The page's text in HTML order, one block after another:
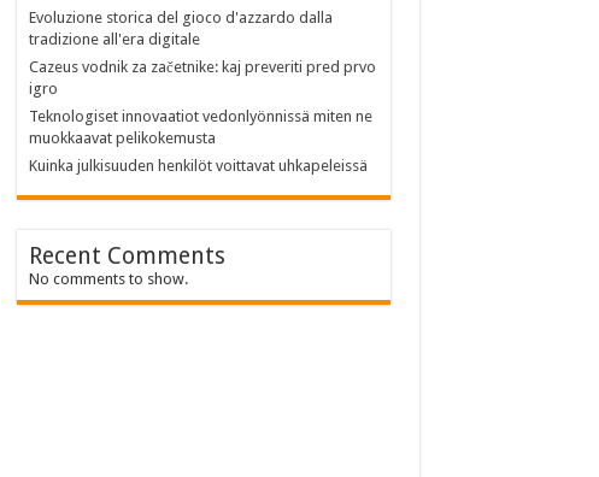
Evoluzione storica del gioco d'azzardo dalla
tradizione all'era digitale
Cazeus vodnik za začetnike: kaj preveriti pred prvo
igro
Teknologiset innovaatiot vedonlyönnissä miten ne
muokkaavat pelikokemusta
Kuinka julkisuuden henkilöt voittavat uhkapeleissä
Recent Comments
No comments to show.